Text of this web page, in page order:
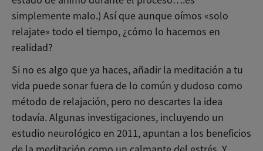
simplemente malo.) Así que aunque oímos «solo
relajate» todo el tiempo, ¿cómo lo hacemos en
realidad?
Si no es algo que ya haces, añadir la meditación a tu
vida puede sonar fuera de lo común y dudoso como
método de relajación, pero no descartes la idea
todavía. Algunas investigaciones, incluyendo un
estudio neurológico en 2011, apuntan a los beneficios